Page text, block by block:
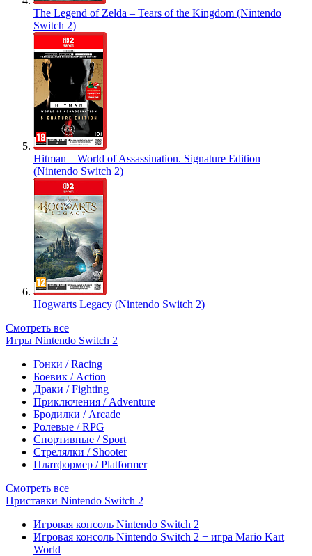
The Legend of Zelda – Tears of the Kingdom (Nintendo
Switch 2)
Hitman – World of Assassination. Signature Edition
(Nintendo Switch 2)
Hogwarts Legacy (Nintendo Switch 2)
Смотреть все
Игры Nintendo Switch 2
Гонки / Racing
Боевик / Action
Драки / Fighting
Приключения / Adventure
Бродилки / Arcade
Ролевые / RPG
Спортивные / Sport
Стрелялки / Shooter
Платформер / Platformer
Смотреть все
Приставки Nintendo Switch 2
Игровая консоль Nintendo Switch 2
Игровая консоль Nintendo Switch 2 + игра Mario Kart
World